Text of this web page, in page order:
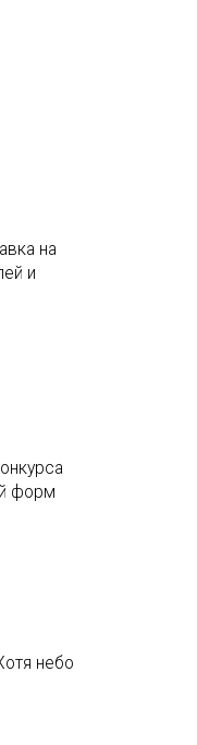
на
и
форм
небо